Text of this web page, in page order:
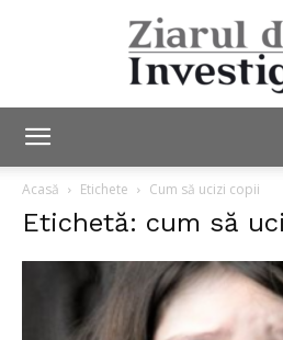
Acasă Etichete Cum să ucizi copii
Etichetă: cum să